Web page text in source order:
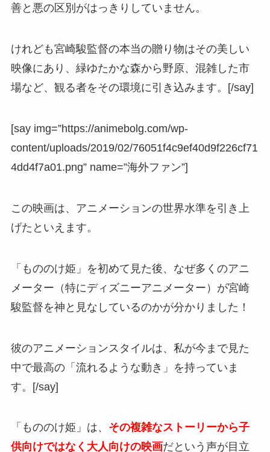
善と悪の区別がはっきりしていません。
けれども宮崎駿監督の本当の贈り物はその美しい
映像にあり、緑ゆたかな森から野原、混雑した市
場など、観る者をその環境に引き込みます。
[/say]
[say img=”https://animebolg.com/wp-
content/uploads/2019/02/76051f4c9ef40d9f226cf71
4dd4f7a01.png” name=”海外ファン”]
この映画は、アニメーションの世界水準を引き上
げたといえます。
「もののけ姫」を初めて見た後、なぜ多くのアニ
メーター（特にディズニーアニメーター）が宮崎
駿監督を神と見なしているのかが分かりました！
彼のアニメーションスタイルは、私が今まで見た
中で最高の「流れるような動き」を持っていま
す。[/say]
「もののけ姫」は、 その複雑なストーリーから子
供向けではなく大人向けの映画だという声が目立